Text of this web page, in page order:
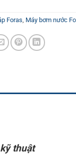
Foras, Máy bơm nước
thuật